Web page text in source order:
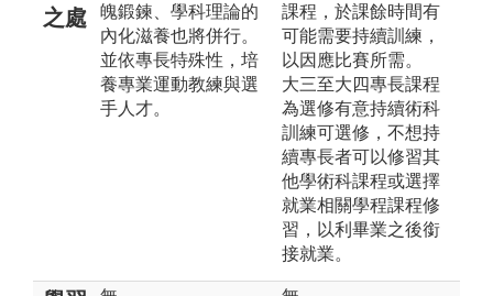
之處
魄鍛鍊、學科理論的
內化滋養也將併行。
並依專長特殊性，培
養專業運動教練與選
手人才。
課程，於課餘時間有
可能需要持續訓練，
以因應比賽所需。
大三至大四專長課程
為選修有意持續術科
訓練可選修，不想持
續專長者可以修習其
他學術科課程或選擇
就業相關學程課程修
習，以利畢業之後銜
接就業。